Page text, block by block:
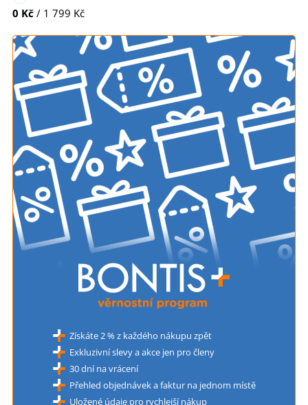
0 Kč / 1 799 Kč
Získáte 2 % z každého nákupu zpět
Exkluzivní slevy a akce jen pro členy
30 dní na vrácení
Přehled objednávek a faktur na jednom místě
Uložené údaje pro rychlejší nákup